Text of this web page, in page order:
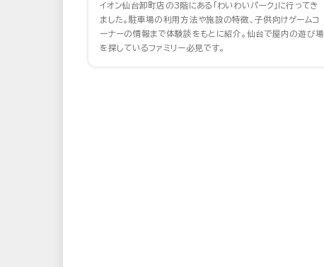
イオン仙台卸町店の3階にある「わいわいパーク」に行ってき
ました。駐車場の利用方法や施設の特徴、子供向けゲームコ
ーナーの情報まで体験談をもとに紹介。仙台で屋内の遊び場
を探しているファミリー必見です。